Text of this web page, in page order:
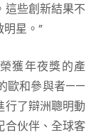
這些創新結果不
星。”
獲年夜獎的產
歐和參與者——
行了辯洲聰明動
合伙伴、全球客